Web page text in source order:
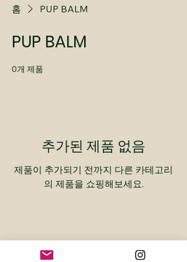
홈 PUP BALM
PUP BALM
0개 제품
추가된 제품 없음
제품이 추가되기 전까지 다른 카테고리
의 제품을 쇼핑해보세요.